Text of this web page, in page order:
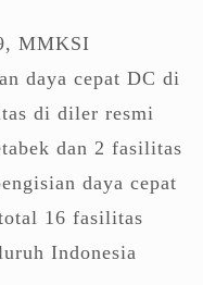
MMKSI
daya cepat DC di
di diler resmi
dan 2 fasilitas
daya cepat
16 fasilitas
Indonesia